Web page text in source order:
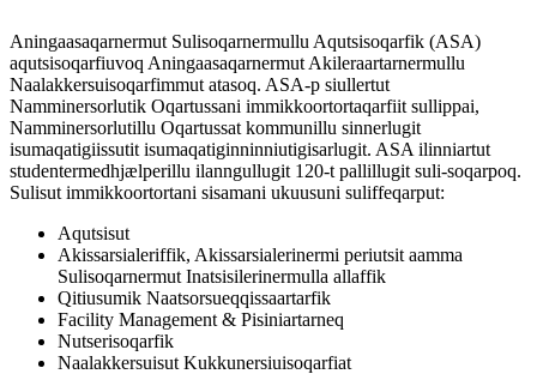
Aningaasaqarnermut Sulisoqarnermullu Aqutsisoqarfik (ASA)
aqutsisoqarfiuvoq Aningaasaqarnermut Akileraartarnermullu
Naalakkersuisoqarfimmut atasoq. ASA-p siullertut
Namminersorlutik Oqartussani immikkoortortaqarfiit sullippai,
Namminersorlutillu Oqartussat kommunillu sinnerlugit
isumaqatigiissutit isumaqatiginninniutigisarlugit. ASA ilinniartut
studentermedhjælperillu ilanngullugit 120-t pallillugit suli-soqarpoq.
Sulisut immikkoortortani sisamani ukuusuni suliffeqarput:
Aqutsisut
Akissarsialeriffik, Akissarsialerinermi periutsit aamma
Sulisoqarnermut Inatsisilerinermulla allaffik
Qitiusumik Naatsorsueqqissaartarfik
Facility Management & Pisiniartarneq
Nutserisoqarfik
Naalakkersuisut Kukkunersiuisoqarfiat